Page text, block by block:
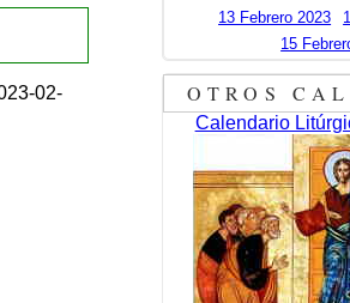
02-
13 Febrero 2023
15
OTROS
Calendario